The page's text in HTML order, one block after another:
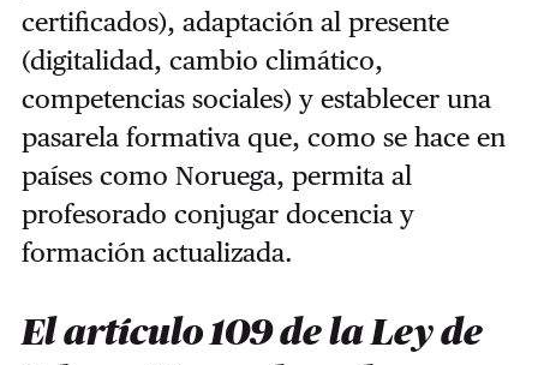
certificados), adaptación al presente
(digitalidad, cambio climático,
competencias sociales) y establecer una
pasarela formativa que, como se hace en
países como Noruega, permita al
profesorado conjugar docencia y
formación actualizada.
El artículo 109 de la Ley de